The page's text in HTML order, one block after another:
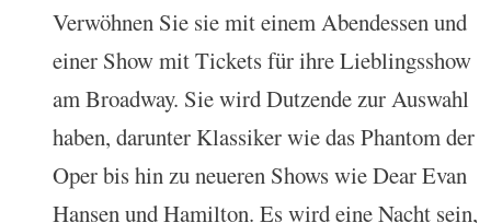
Verwöhnen Sie sie mit einem Abendessen und
einer Show mit Tickets für ihre Lieblingsshow
am Broadway. Sie wird Dutzende zur Auswahl
haben, darunter Klassiker wie das Phantom der
Oper bis hin zu neueren Shows wie Dear Evan
Hansen und Hamilton. Es wird eine Nacht sein,